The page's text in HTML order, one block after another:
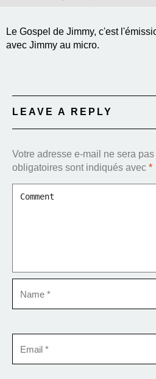
Le Gospel de Jimmy, c'est
avec Jimmy au micro.
LEAVE A REPLY
Votre adresse e-mail ne sera
obligatoires sont indiqués avec *